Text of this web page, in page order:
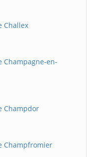
Challex
en-
Champdor
Champfromier